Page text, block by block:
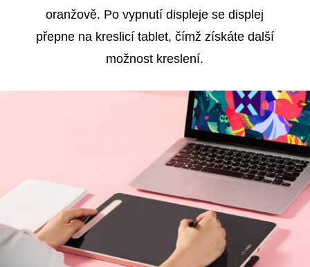
oranžově. Po vypnutí displeje se displej
přepne na kreslicí tablet, čímž získáte další
možnost kreslení.